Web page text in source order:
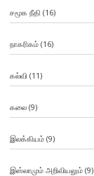
சமூக நீதி (16)
நாகரிகம்(16)
கல்வி (11)
கலை(9)
இலக்கியம்(9)
இஸ்லாமும் அறிவியலும்(9)